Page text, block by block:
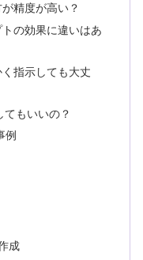
精度が高い？
の効果に違いはあ
指示しても大丈
もいいの？
例
成